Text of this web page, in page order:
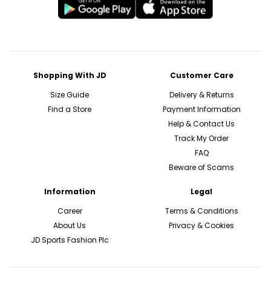
Shopping With JD
Size Guide
Find a Store
Customer Care
Delivery & Returns
Payment Information
Help & Contact Us
Track My Order
FAQ
Beware of Scams
Information
Career
About Us
JD Sports Fashion Plc
Legal
Terms & Conditions
Privacy & Cookies